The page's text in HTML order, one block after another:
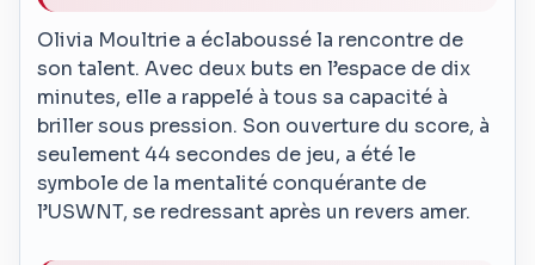
Olivia Moultrie a éclaboussé la rencontre de
son talent. Avec deux buts en l’espace de dix
minutes, elle a rappelé à tous sa capacité à
briller sous pression. Son ouverture du score, à
seulement 44 secondes de jeu, a été le
symbole de la mentalité conquérante de
l’USWNT, se redressant après un revers amer.